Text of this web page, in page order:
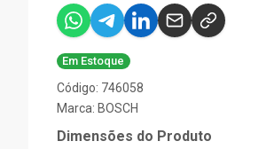
Em Estoque
Código: 746058
Marca: BOSCH
Dimensões do Produto